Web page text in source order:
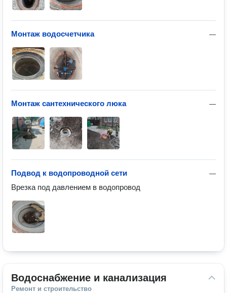
—
Монтаж водосчетчика
—
Монтаж сантехнического люка
—
Подвод к водопроводной сети
Врезка под давлением в водопровод
Водоснабжение и канализация
Ремонт и строительство